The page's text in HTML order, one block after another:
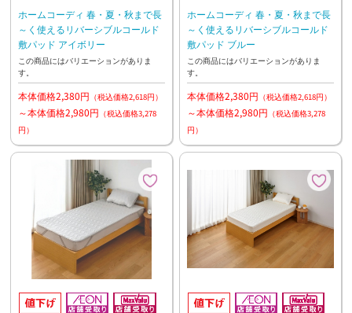
ホームコーディ 春・夏・秋まで長
～く使えるリバーシブルコールド
敷パッド アイボリー
この商品にはバリエーションがありま
す。
本体価格2,380円 （税込価格2,618円）
～本体価格2,980円 （税込価格3,278
円）
ホームコーディ 春・夏・秋まで長
～く使えるリバーシブルコールド
敷パッド ブルー
この商品にはバリエーションがありま
す。
本体価格2,380円 （税込価格2,618円）
～本体価格2,980円 （税込価格3,278
円）